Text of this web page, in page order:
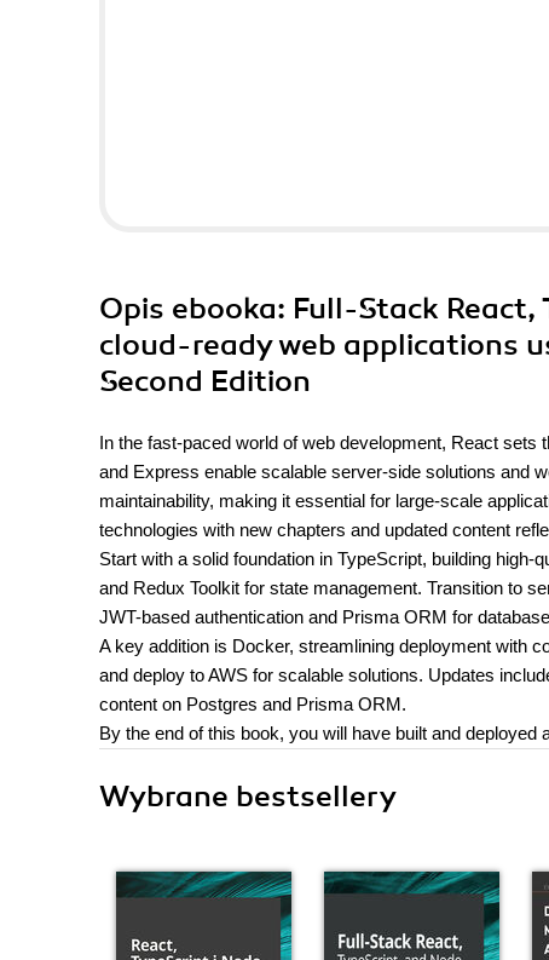
Opis ebooka: Full-Stack React,
cloud-ready web applications
Second Edition
In the fast-paced world of web development, React
and Express enable scalable server-side solutions and
maintainability, making it essential for large-scale
technologies with new chapters and updated content
Start with a solid foundation in TypeScript, building
and Redux Toolkit for state management. Transition to
JWT-based authentication and Prisma ORM for
A key addition is Docker, streamlining deployment with
and deploy to AWS for scalable solutions. Updates
content on Postgres and Prisma ORM.
By the end of this book, you will have built and
Wybrane bestsellery